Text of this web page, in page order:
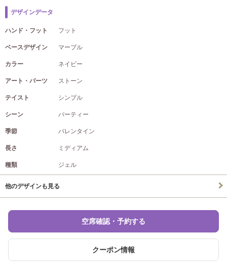
デザインデータ
ハンド・フット フット
ベースデザイン マーブル
カラー ネイビー
アート・パーツ ストーン
テイスト シンプル
シーン パーティー
季節 バレンタイン
長さ ミディアム
種類 ジェル
他のデザインも見る
空席確認・予約する
クーポン情報